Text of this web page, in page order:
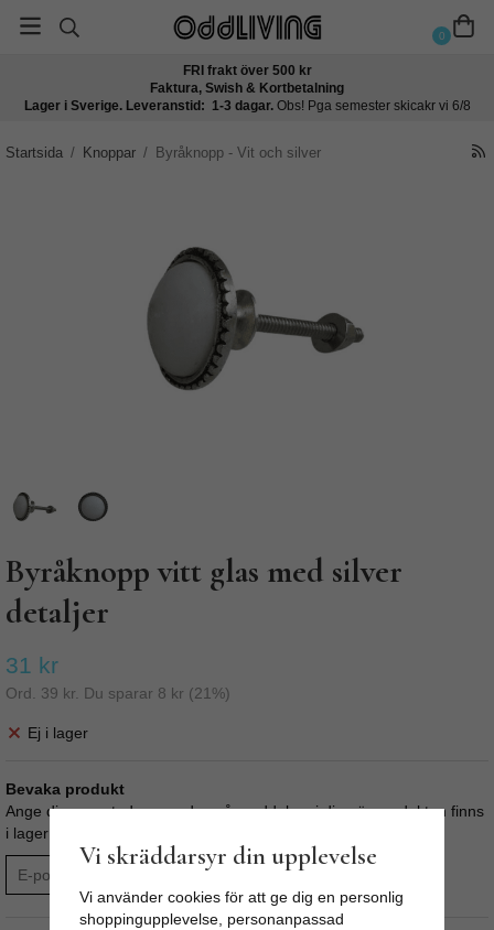
0
FRI frakt över 500 kr
Faktura, Swish & Kortbetalning
Lager i Sverige. Leveranstid: 1-3 dagar. Obs! Pga semester skicakr vi 6/8
Startsida / Knoppar / Byråknopp - Vit och silver
Byråknopp vitt glas med silver
detaljer
31 kr
Ord. 39 kr . Du sparar 8 kr (21 %)
Ej i lager
Bevaka produkt
Ange din e-postadress nedan så meddelar vi dig när produkten finns
i lager! Din e-postadress sparas i upp till 180 dagar.
Vi skräddarsyr din upplevelse
Vi använder cookies för att ge dig en personlig
shoppingupplevelse, personanpassad